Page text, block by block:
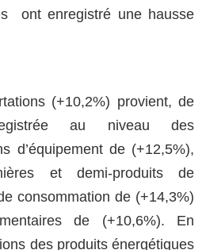
ont enregistré une hausse
(+10,2%) provient, de
au niveau des
d’équipement de (+12,5%),
et demi-produits de
consommation de (+14,3%)
de (+10,6%). En
des produits énergétiques